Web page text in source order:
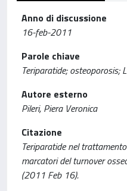
Anno di discussione
16-feb-2011
Parole chiave
Teriparatide; osteoporosis;
Autore esterno
Pileri, Piera Veronica
Citazione
Teriparatide nel
marcatori del turnover
(2011 Feb 16).